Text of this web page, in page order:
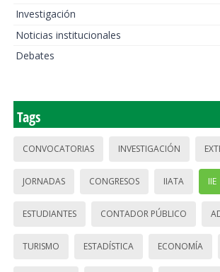
Investigación
Noticias institucionales
Debates
Tags
CONVOCATORIAS INVESTIGACIÓN
JORNADAS CONGRESOS IIATA IIE
ESTUDIANTES CONTADOR PÚBLICO
TURISMO ESTADÍSTICA ECONOMÍA